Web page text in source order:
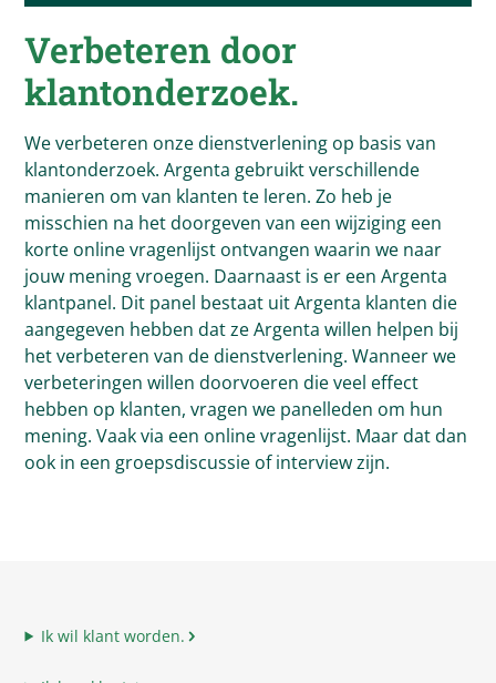
Verbeteren door
klantonderzoek.
We verbeteren onze dienstverlening op basis van
klantonderzoek. Argenta gebruikt verschillende
manieren om van klanten te leren. Zo heb je
misschien na het doorgeven van een wijziging een
korte online vragenlijst ontvangen waarin we naar
jouw mening vroegen. Daarnaast is er een Argenta
klantpanel. Dit panel bestaat uit Argenta klanten die
aangegeven hebben dat ze Argenta willen helpen bij
het verbeteren van de dienstverlening. Wanneer we
verbeteringen willen doorvoeren die veel effect
hebben op klanten, vragen we panelleden om hun
mening. Vaak via een online vragenlijst. Maar dat dan
ook in een groepsdiscussie of interview zijn.
Ik wil klant worden.